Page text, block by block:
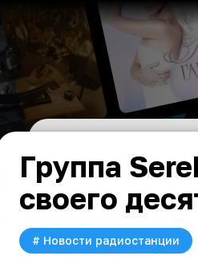
Группа
своего
# Новости радиостанции